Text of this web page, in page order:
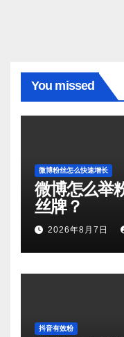
You missed
微博粉丝怎么快速增长
微博怎么举
丝牌？
2026年8月7日
抖音有效粉